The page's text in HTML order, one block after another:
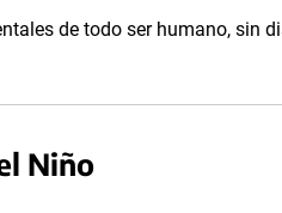
de todo ser humano, sin
Niño